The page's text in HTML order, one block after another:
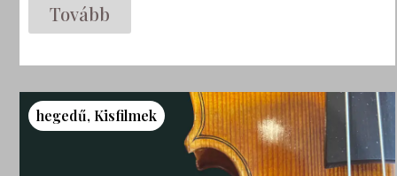
Tovább
hegedű, Kisfilmek